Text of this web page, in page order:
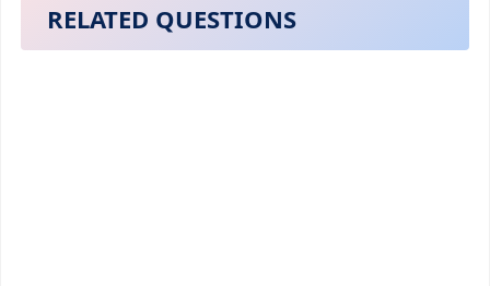
RELATED QUESTIONS